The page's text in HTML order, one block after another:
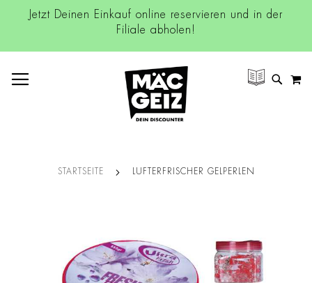
Jetzt Deinen Einkauf online reservieren und in der
Filiale abholen!
SUCHE
STARTSEITE LUFTERFRISCHER GELPERLEN